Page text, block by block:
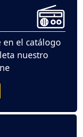
en el catálogo
nuestro